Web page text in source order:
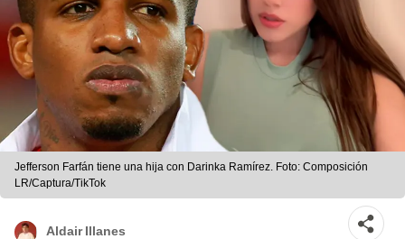
Jefferson Farfán tiene una hija con Darinka Ramírez. Foto: Composición
LR/Captura/TikTok
Aldair Illanes